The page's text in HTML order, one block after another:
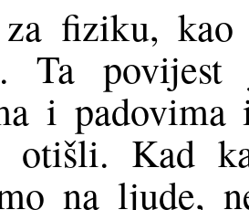
fiziku,
Ta
i
Kad
na ljude,